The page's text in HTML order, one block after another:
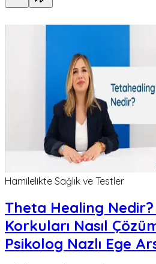
Hamilelikte Sağlık ve Testler
Theta Healing
Korkuları Nasıl
Psikolog Nazlı Ege